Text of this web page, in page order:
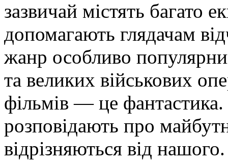
зазвичай містять багато
допомагають глядачам
жанр особливо
та великих військових
фільмів — це
розповідають про
відрізняються від